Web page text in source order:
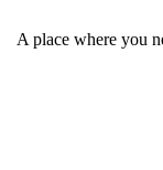
A place where you